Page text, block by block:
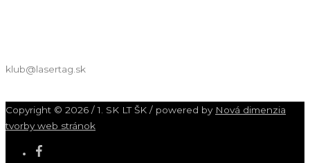
klub@lasertag.sk
Copyright © 2026 / 1. SK LT ŠK / powered by Nová dimenzia
tvorby web stránok